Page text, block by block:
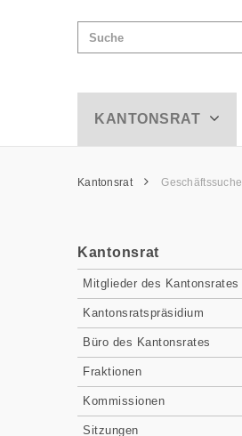
KANTONSRAT
Inhalt
Pfadnavigation
Kantonsrat Geschäftssuche
Kantonsrat
Subnavigation
Mitglieder des Kantonsrates
Kantonsratspräsidium
Büro des Kantonsrates
Fraktionen
Kommissionen
Sitzungen